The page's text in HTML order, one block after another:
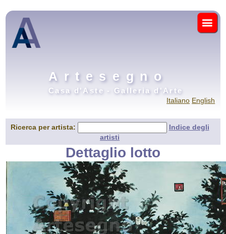
Artesegno
Casa d'Aste - Galleria d'Arte
Italiano English
Ricerca per artista:
Indice degli
artisti
Dettaglio lotto